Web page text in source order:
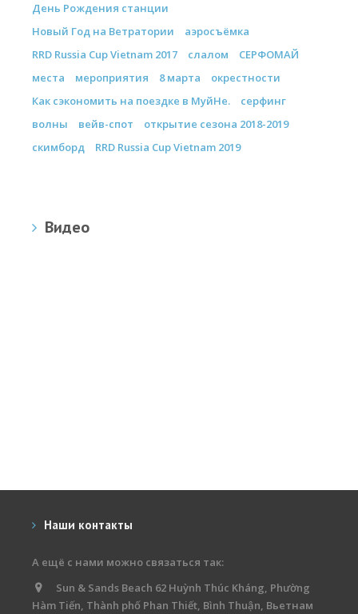
День Рождения станции
Новый Год на Ветратории
аэросъёмка
RRD Russia Cup Vietnam 2017
слалом
СЕРФОМАЙ
места
мероприятия 8 марта
окрестности
Как сэкономить на поездке в МуйНе.
серфинг
волны
вейв-спот
открытие сезона 2018-2019
скимборд
RRD Russia Cup Vietnam 2019
Видео
Наши контакты
А ещё с нами можно связаться так:
Sun & Sands Beach 62 Huỳnh Thúc Kháng, Phường
Hàm Tiến, Thành phố Phan Thiết, Bình Thuận, Вьетнам